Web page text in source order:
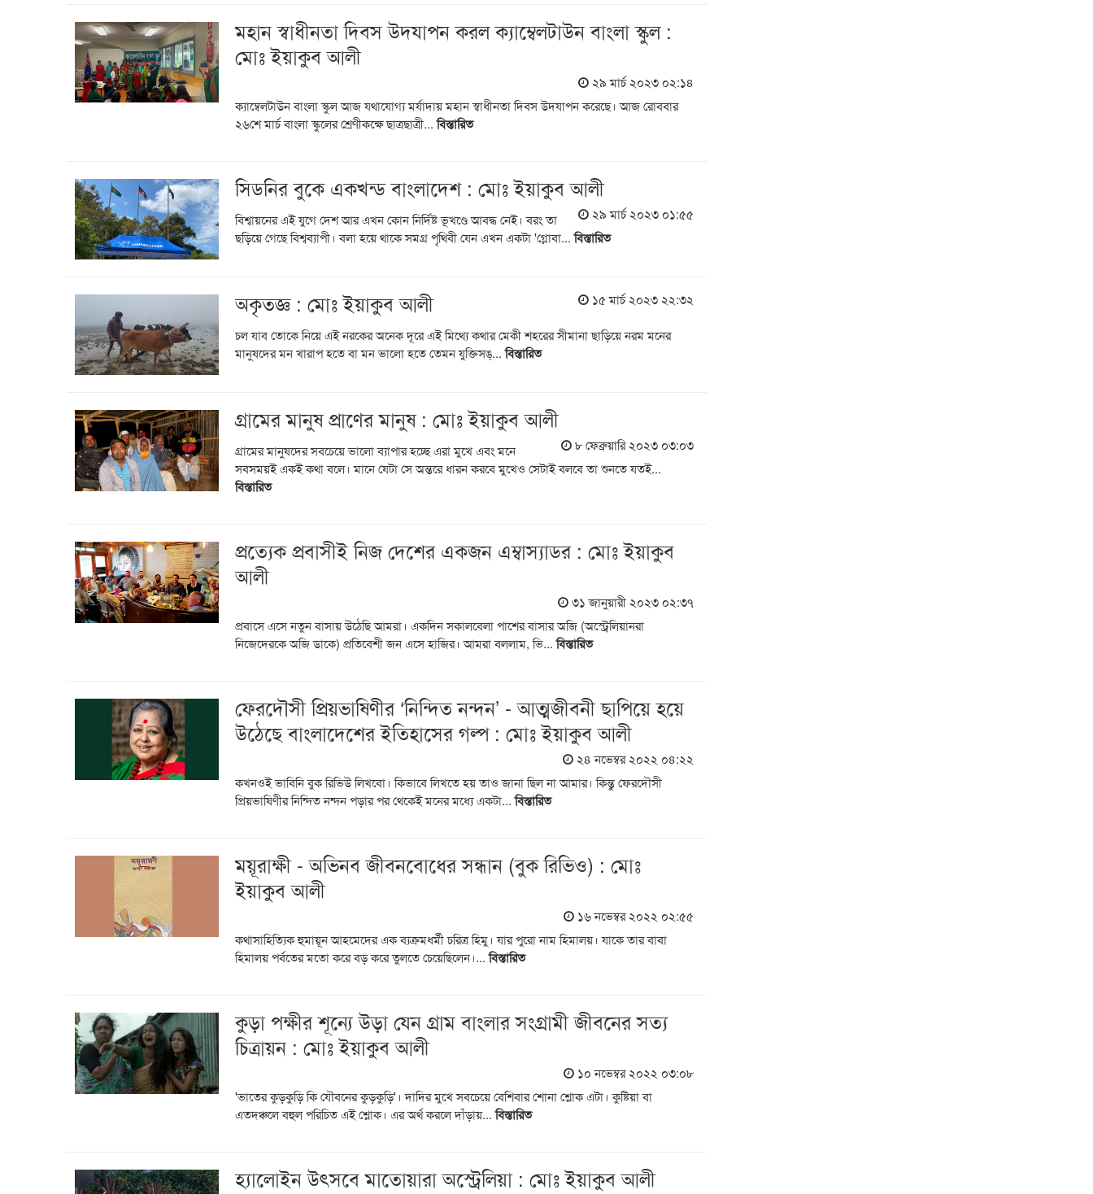
মহান স্বাধীনতা দিবস উদযাপন করল ক্যাম্বেলটাউন বাংলা স্কুল :
মোঃ ইয়াকুব আলী
২৯ মার্চ ২০২৩ ০২:১৪
ক্যাম্বেলটাউন বাংলা স্কুল আজ যথাযোগ্য মর্যাদায় মহান স্বাধীনতা দিবস উদযাপন করেছে। আজ রোববার
২৬শে মার্চ বাংলা স্কুলের শ্রেণীকক্ষে ছাত্রছাত্রী...বিস্তারিত
সিডনির বুকে একখন্ড বাংলাদেশ : মোঃ ইয়াকুব আলী
২৯ মার্চ ২০২৩ ০১:৫৫
বিশ্বায়নের এই যুগে দেশ আর এখন কোন নির্দিষ্ট ভূখণ্ডে আবদ্ধ নেই। বরং তা
ছড়িয়ে গেছে বিশ্বব্যাপী। বলা হয়ে থাকে সমগ্র পৃথিবী যেন এখন একটা 'গ্লোবা...বিস্তারিত
অকৃতজ্ঞ : মোঃ ইয়াকুব আলী ১৫ মার্চ ২০২৩ ২২:৩২
চল যাব তোকে নিয়ে এই নরকের অনেক দূরে এই মিথ্যে কথার মেকী শহরের সীমানা ছাড়িয়ে নরম মনের
মানুষদের মন খারাপ হতে বা মন ভালো হতে তেমন যুক্তিসঙ্...বিস্তারিত
গ্রামের মানুষ প্রাণের মানুষ : মোঃ ইয়াকুব আলী
৮ ফেব্রুয়ারি ২০২৩ ০৩:০৩
গ্রামের মানুষদের সবচেয়ে ভালো ব্যাপার হচ্ছে এরা মুখে এবং মনে
সবসময়ই একই কথা বলে। মানে যেটা সে অন্তরে ধারন করবে মুখেও সেটাই বলবে তা শুনতে যতই...
বিস্তারিত
প্রত্যেক প্রবাসীই নিজ দেশের একজন এম্বাস্যাডর : মোঃ ইয়াকুব
আলী
৩১ জানুয়ারী ২০২৩ ০২:৩৭
প্রবাসে এসে নতুন বাসায় উঠেছি আমরা। একদিন সকালবেলা পাশের বাসার অজি (অস্ট্রেলিয়ানরা
নিজেদেরকে অজি ডাকে) প্রতিবেশী জন এসে হাজির। আমরা বললাম, ভি...বিস্তারিত
ফেরদৌসী প্রিয়ভাষিণীর ‘নিন্দিত নন্দন’ - আত্মজীবনী ছাপিয়ে হয়ে
উঠেছে বাংলাদেশের ইতিহাসের গল্প : মোঃ ইয়াকুব আলী
২৪ নভেম্বর ২০২২ ০৪:২২
কখনওই ভাবিনি বুক রিভিউ লিখবো। কিভাবে লিখতে হয় তাও জানা ছিল না আমার। কিন্তু ফেরদৌসী
প্রিয়ভাষিণীর নিন্দিত নন্দন পড়ার পর থেকেই মনের মধ্যে একটা...বিস্তারিত
ময়ূরাক্ষী - অভিনব জীবনবোধের সন্ধান (বুক রিভিও) : মোঃ
ইয়াকুব আলী
১৬ নভেম্বর ২০২২ ০২:৫৫
কথাসাহিত্যিক হুমায়ূন আহমেদের এক ব্যক্রমধর্মী চরিত্র হিমু। যার পুরো নাম হিমালয়। যাকে তার বাবা
হিমালয় পর্বতের মতো করে বড় করে তুলতে চেয়েছিলেন।...বিস্তারিত
কুড়া পক্ষীর শূন্যে উড়া যেন গ্রাম বাংলার সংগ্রামী জীবনের সত্য
চিত্রায়ন : মোঃ ইয়াকুব আলী
১০ নভেম্বর ২০২২ ০৩:০৮
'ভাতের কুড়কুড়ি কি যৌবনের কুড়কুড়ি'। দাদির মুখে সবচেয়ে বেশিবার শোনা শ্লোক এটা। কুষ্টিয়া বা
এতদঞ্চলে বহুল পরিচিত এই শ্লোক। এর অর্থ করলে দাঁড়ায়...বিস্তারিত
হ্যালোইন উৎসবে মাতোয়ারা অস্ট্রেলিয়া : মোঃ ইয়াকুব আলী